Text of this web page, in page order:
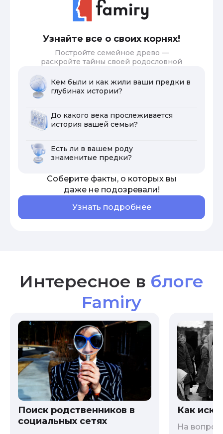
Узнайте все о своих корнях!
Постройте семейное древо —
раскройте тайны своей родословной
Кем были и как жили ваши предки в
глубинах истории?
До какого века прослеживается
история вашей семьи?
Есть ли в вашем роду
знаменитые предки?
Соберите факты, о которых вы
даже не подозревали!
Узнать подробнее
Интересное в блоге
Famiry
Поиск родственников в
социальных сетях
Как
На вопрос